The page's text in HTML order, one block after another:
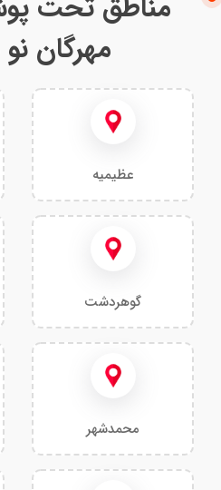
مهرگان
عظیمیه
گوهردشت
محمدشهر